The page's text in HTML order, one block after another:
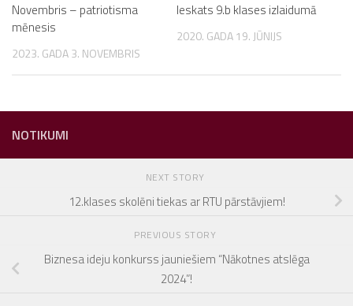
Novembris – patriotisma
mēnesis
2023. GADA 3. NOVEMBRIS
Ieskats 9.b klases izlaidumā
2020. GADA 19. JŪNIJS
NOTIKUMI
NEXT STORY
12.klases skolēni tiekas ar RTU pārstāvjiem!
PREVIOUS STORY
Biznesa ideju konkurss jauniešiem “Nākotnes atslēga
2024”!